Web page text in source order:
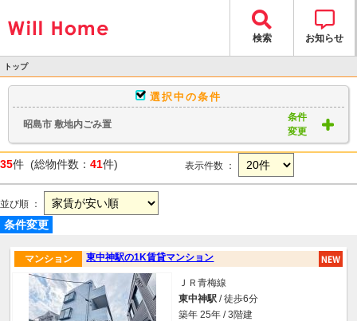
検索 お知らせ
トップ
物件検索
> 物件一覧
選択中の条件
昭島市 敷地内ごみ置
条件
変更
35件 (総物件数： 41件) 表示件数 ：
並び順 ：
条件変更
東中神駅の1K賃貸マンション
マンション
ＪＲ青梅線
東中神駅 / 徒歩6分
築年 25年 / 3階建